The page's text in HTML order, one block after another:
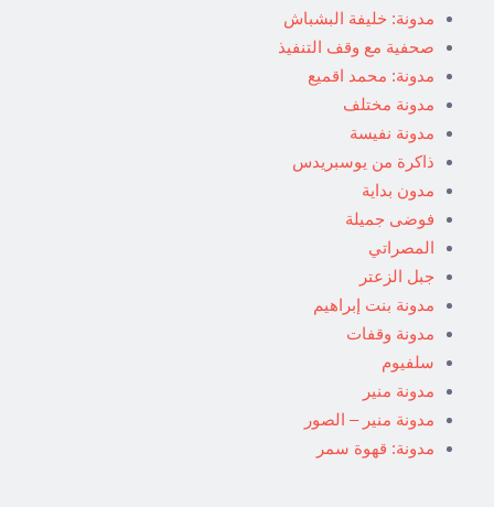
مدونة: خليفة البشباش
صحفية مع وقف التنفيذ
مدونة: محمد اقميع
مدونة مختلف
مدونة نفيسة
ذاكرة من يوسبريدس
مدون بداية
فوضى جميلة
المصراتي
جبل الزعتر
مدونة بنت إبراهيم
مدونة وقفات
سلفيوم
مدونة منير
مدونة منير – الصور
مدونة: قهوة سمر